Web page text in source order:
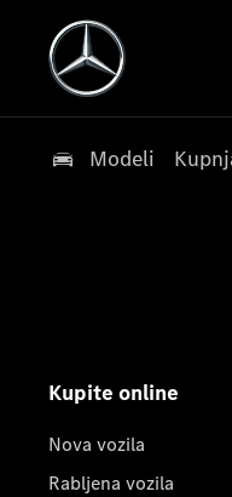
Modeli
Kupite online
Nova vozila
Rabljena vozila